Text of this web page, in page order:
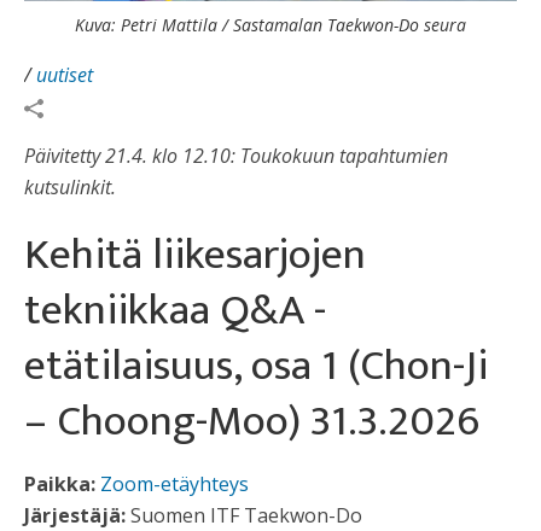
Kuva: Petri Mattila / Sastamalan Taekwon-Do seura
/uutiset
Päivitetty 21.4. klo 12.10: Toukokuun tapahtumien
kutsulinkit.
Kehitä liikesarjojen
tekniikkaa Q&A -
etätilaisuus, osa 1 (Chon-Ji
– Choong-Moo) 31.3.2026
Paikka: Zoom-etäyhteys
Järjestäjä:Suomen ITF Taekwon-Do